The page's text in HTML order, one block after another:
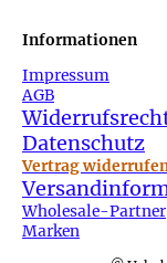
Impressum
AGB
Datenschutz
Vertrag
Wholesale-Partner
Marken